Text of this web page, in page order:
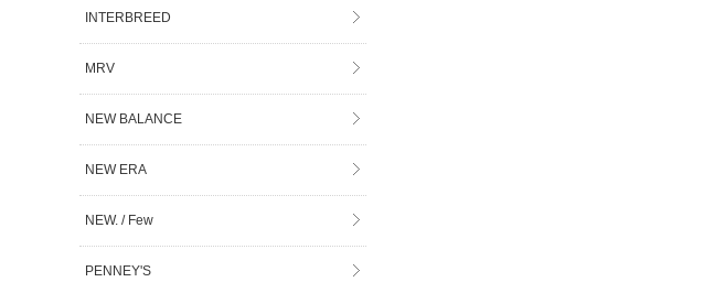
INTERBREED
MRV
NEW BALANCE
NEW ERA
NEW. / Few
PENNEY'S